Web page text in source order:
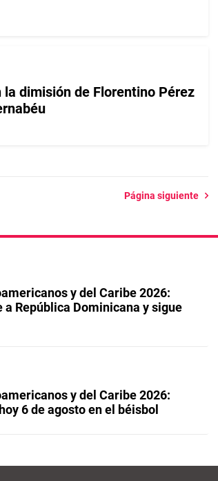
dimisión de Florentino Pérez
Página siguiente
y del Caribe 2026:
a República Dominicana y sigue
y del Caribe 2026:
6 de agosto en el béisbol